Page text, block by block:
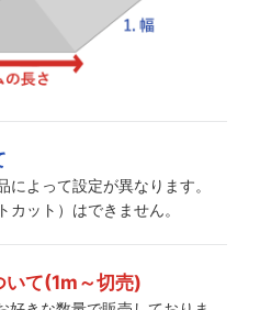
よって設定が異なります。
ット）はできません。
いて(1m～切売)